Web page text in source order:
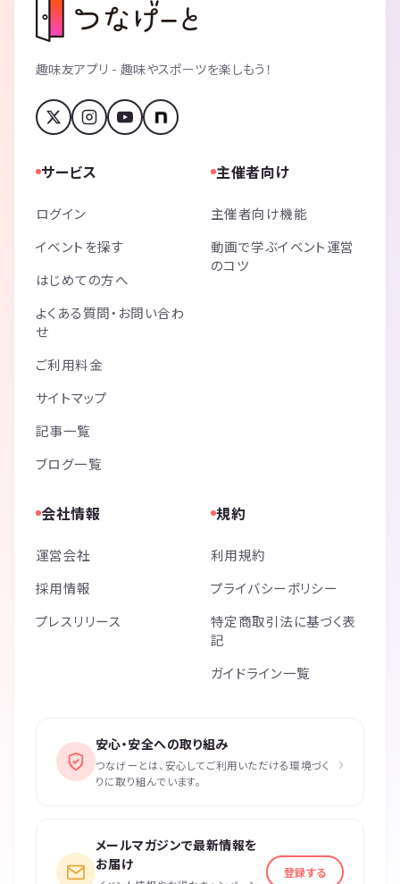
趣味友アプリ - 趣味やスポーツを楽しもう！
サービス
ログイン
イベントを探す
はじめての方へ
よくある質問・お問い合わ
せ
ご利用料金
サイトマップ
記事一覧
ブログ一覧
主催者向け
主催者向け機能
動画で学ぶイベント運営
のコツ
会社情報
運営会社
採用情報
プレスリリース
規約
利用規約
プライバシーポリシー
特定商取引法に基づく表
記
ガイドライン一覧
安心・安全への取り組み
つなげーとは、安心してご利用いただける環境づく
りに取り組んでいます。
›
メールマガジンで最新情報を
お届け
登録する